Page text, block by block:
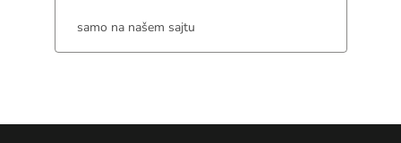
samo na našem sajtu